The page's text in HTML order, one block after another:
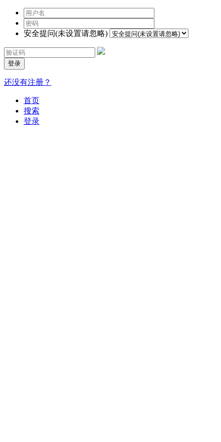
安全提问(未设置请忽略)
登录
还没有注册？
首页
搜索
登录